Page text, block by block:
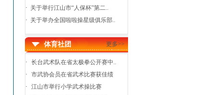
关于举行江山市“人保杯”第二..
关于举办全国啦啦操星级俱乐部..
体育社团 更多>>
·
长台武术队在省太极拳公开赛中..
·
市武协会员在省武术比赛获佳绩
·
江山市举行小学武术操比赛